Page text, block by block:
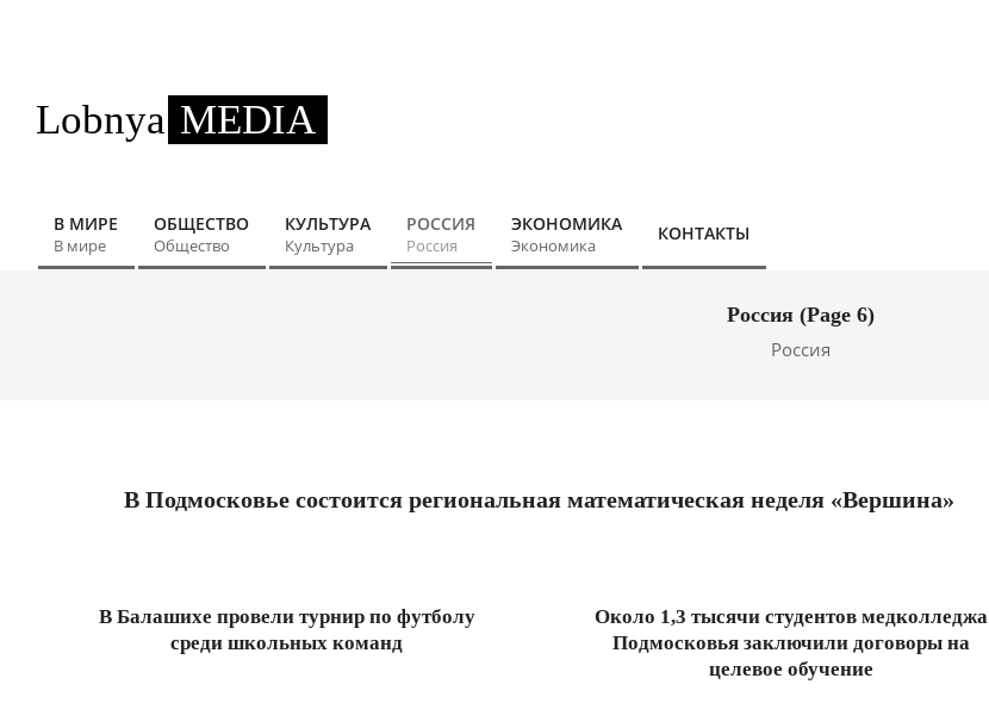
Lobnya MEDIA
Primary
Navigation
В МИРЕ
В мире
ОБЩЕСТВО
Общество
КУЛЬТУРА
Культура
РОССИЯ
Россия
ЭКОНОМИКА
Экономика
КОНТАКТЫ
Россия (Page 6)
Россия
В Подмосковье состоится региональная математическая неделя «Вершина»
В Балашихе провели турнир по футболу
среди школьных команд
Около 1,3 тысячи студентов медколледжа
Подмосковья заключили договоры на
целевое обучение